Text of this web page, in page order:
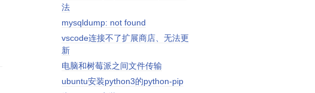
法
mysqldump: not found
vscode连接不了扩展商店、无法更
新
电脑和树莓派之间文件传输
ubuntu安装python3的python-pip